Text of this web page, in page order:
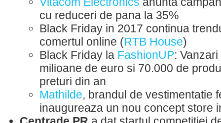
cu reduceri de pana la 35%
Black Friday in 2017 continua
comertul online (RTB House)
Black Friday la FashionUP:
milioane de euro si 70.000 de
preturi din an
Mathilde, brandul de vestimentatie
inaugureaza un nou concept store